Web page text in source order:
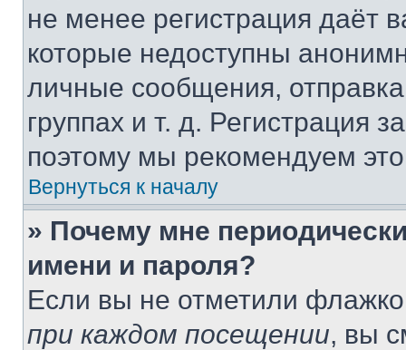
не менее регистрация даёт
которые недоступны
личные сообщения,
группах и т. д. Регистрация
поэтому мы рекомендуем
Вернуться к началу
» Почему мне
имени и пароля?
Если вы не отметили
при каждом посещении, вы